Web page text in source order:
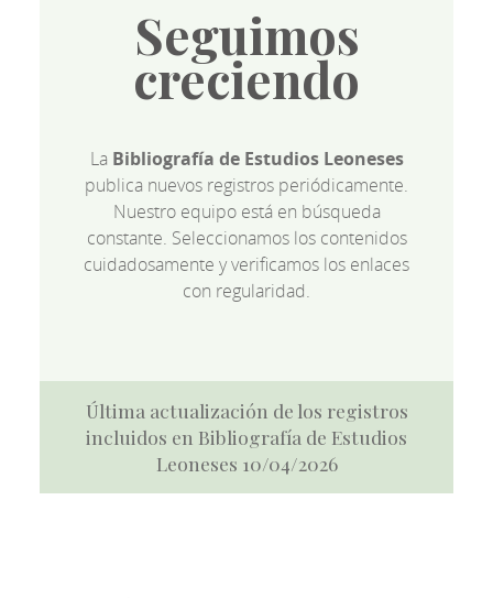
Seguimos
creciendo
La Bibliografía de Estudios Leoneses
publica nuevos registros periódicamente.
Nuestro equipo está en búsqueda
constante. Seleccionamos los contenidos
cuidadosamente y verificamos los enlaces
con regularidad.
Última actualización de los registros
incluidos en Bibliografía de Estudios
Leoneses 10/04/2026